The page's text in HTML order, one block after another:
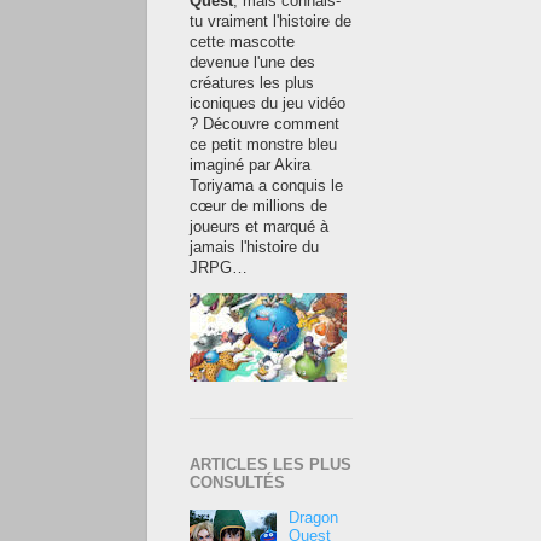
tu vraiment l'histoire de
cette mascotte
devenue l'une des
créatures les plus
iconiques du jeu vidéo
? Découvre comment
ce petit monstre bleu
imaginé par Akira
Toriyama a conquis le
cœur de millions de
joueurs et marqué à
jamais l'histoire du
JRPG…
ARTICLES LES PLUS
CONSULTÉS
Dragon
Quest